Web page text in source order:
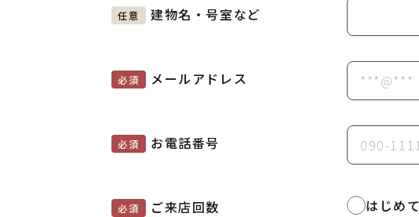
任意 建物名・号室など
必須 メールアドレス
必須 お電話番号
必須 ご来店回数 はじめ